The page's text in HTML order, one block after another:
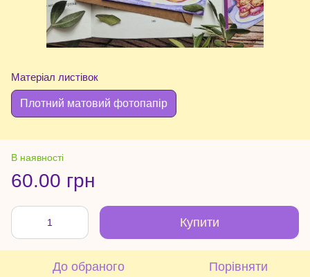
Матеріал листівок
Плотний матовий фотопапір
В наявності
60.00 грн
Купити
До обраного Порівняти